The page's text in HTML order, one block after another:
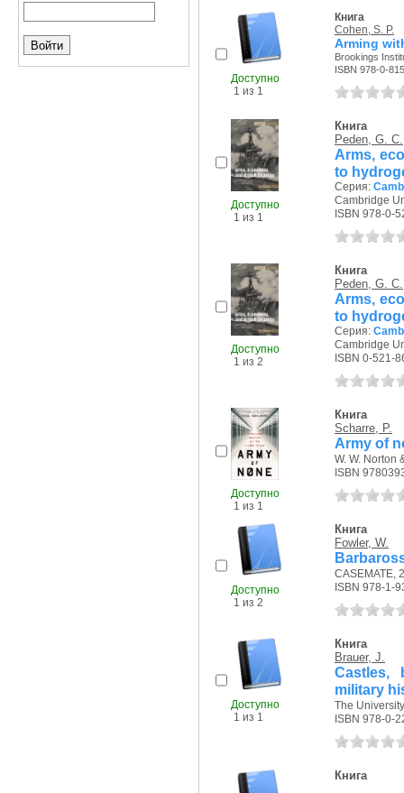
Доступно
1 из 1
Книга
Cohen, S. P.
Arming
Brookings
ISBN 978-0-
Доступно
1 из 1
Книга
Peden, G. C.
Arms,
to
Серия:
Cambridge
ISBN 978-0-
Доступно
1 из 2
Книга
Peden, G. C.
Arms,
to
Серия:
Cambridge
ISBN 0-521-
Доступно
1 из 1
Книга
Scharre, P.
Army of
W. W. Norton
ISBN
Доступно
1 из 2
Книга
Fowler, W.
CASEMATE,
ISBN 978-1-
Доступно
1 из 1
Книга
Brauer, J.
Castles,
military
The
ISBN 978-0-
Книга